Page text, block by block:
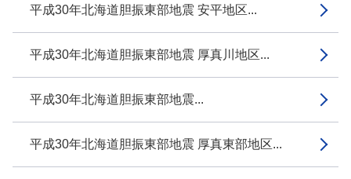
平成30年北海道胆振東部地震 安平地区...
平成30年北海道胆振東部地震 厚真川地区...
平成30年北海道胆振東部地震...
平成30年北海道胆振東部地震 厚真東部地区...